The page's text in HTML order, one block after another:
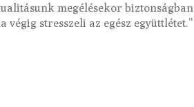
megélésekor
stresszeli az egész együttlétet.”